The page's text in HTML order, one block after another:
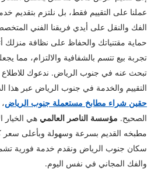
عملنا على التقييم فقط، بل نلتزم بتقديم
الفك والنقل على أيدي فريقنا الفني
حماية مقتنياتك والحفاظ على نظافة منزلك
تجربة بيع تتسم بالشفافية والالتزام، مما
تبحث عنه في جنوب الرياض. ندعوك للاطلاع
التقييم والخدمة في جنوب الرياض عبر هذا
حقين شراء مطابخ مستعملة جنوب الرياض
الصحيح. مؤسسة الناصر العالمي هي الخيار
مطبخه القديم بسرعة وسهولة وبأعلى سعر
سكان جنوب الرياض ونقدم خدمة فورية تشمل
والفك المجاني في نفس اليوم.